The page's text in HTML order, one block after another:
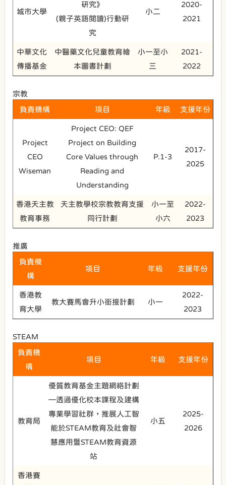
城市大學
研究》
(親子英語閱讀)行動研
究
小二
2020-
2021
中華文化
傳播基金
中醫藥文化兒童教育繪
本圖書計劃
小一至小
三
2021-
2022
宗教
負責機構 項目 年級 支援年份
Project
CEO
Wiseman
Project CEO: QEF
Project on Building
Core Values through
Reading and
Understanding
P.1-3
2017-
2025
香港天主教
教育事務
天主教學校宗教教育支援
同行計劃
小一至
小六
2022-
2023
推廣
負責機
構
項目 年級 支援年份
香港教
育大學
教大賽馬會升小銜接計劃 小一
2022-
2023
STEAM
負責機
構
項目 年級 支援年份
教育局
優質教育基金主題網絡計劃
—透過優化校本課程及建構
專業學習社群，推展人工智
能於STEAM教育及社會智
慧應用暨STEAM教育資源
站
小五
2025-
2026
香港賽